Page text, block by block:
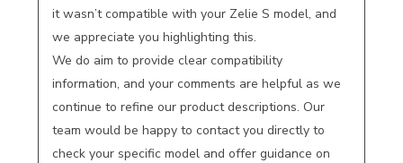
it wasn’t compatible with your Zelie S model, and
we appreciate you highlighting this.
We do aim to provide clear compatibility
information, and your comments are helpful as we
continue to refine our product descriptions. Our
team would be happy to contact you directly to
check your specific model and offer guidance on